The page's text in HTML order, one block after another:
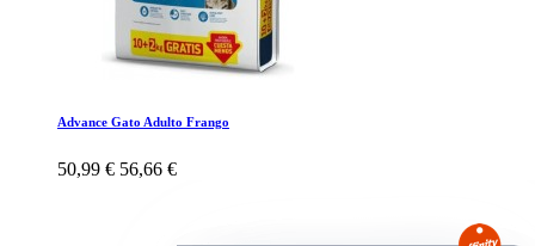
Advance Gato Adulto Frango
50,99 € 56,66 €